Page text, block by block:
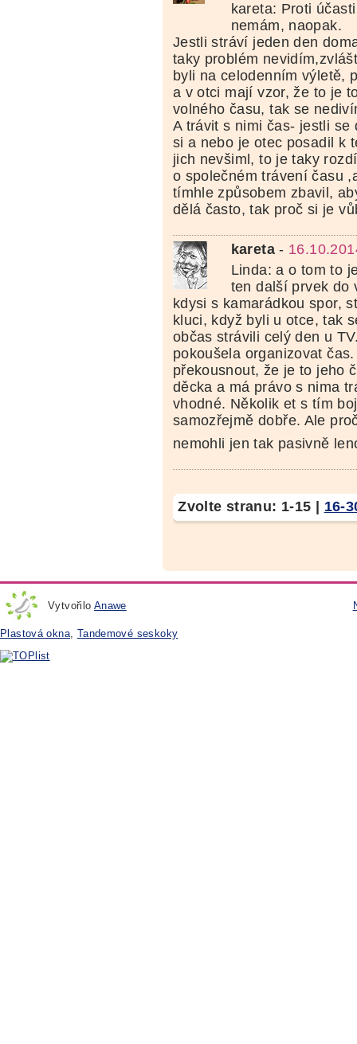
kareta: Proti
nemám, naopak.
Jestli stráví jeden den
taky problém
byli na celodenním výletě,
a v otci mají vzor, že to je
volného času, tak se
A trávit s nimi čas- jestli
si a nebo je otec posadil k
jich nevšiml, to je taky
o společném trávení času
tímhle způsobem zbavil,
dělá často, tak proč si je
kareta-
Linda: a o tom to
ten další prvek do
kdysi s kamarádkou spor,
kluci, když byli u otce, tak
občas strávili celý den u
pokoušela organizovat
překousnout, že je to jeho
děcka a má právo s nima
vhodné. Několik et s tím
samozřejmě dobře. Ale
nemohli jen tak pasivně
Zvolte stranu: 1-15 16-
Vytvořilo Anawe
Plastová okna, Tandemové seskoky